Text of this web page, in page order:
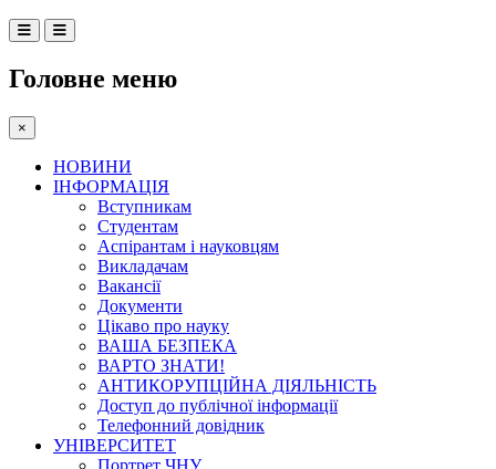
Головне меню
×
НОВИНИ
ІНФОРМАЦІЯ
Вступникам
Студентам
Аспірантам і науковцям
Викладачам
Вакансії
Документи
Цікаво про науку
ВАША БЕЗПЕКА
ВАРТО ЗНАТИ!
АНТИКОРУПЦІЙНА ДІЯЛЬНІСТЬ
Доступ до публічної інформації
Телефонний довідник
УНІВЕРСИТЕТ
Портрет ЧНУ